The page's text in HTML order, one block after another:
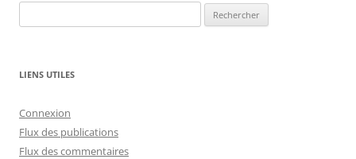
LIENS UTILES
Connexion
Flux des publications
Flux des commentaires